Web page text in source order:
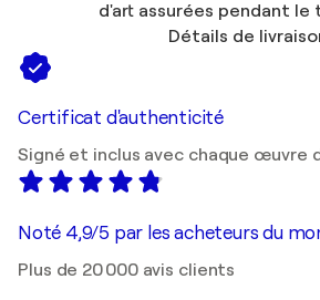
d'art assurées pendant le
Détails de
Certificat d'authenticité
Signé et inclus avec chaque œuvre
Noté 4,9/5 par les acheteurs du
Plus de 20 000 avis clients